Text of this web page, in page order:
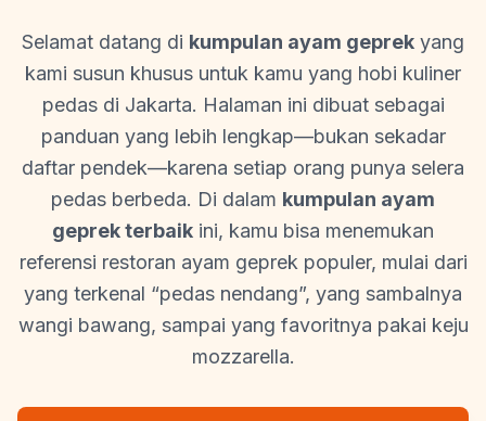
Selamat datang di kumpulan ayam geprek yang
kami susun khusus untuk kamu yang hobi kuliner
pedas di Jakarta. Halaman ini dibuat sebagai
panduan yang lebih lengkap—bukan sekadar
daftar pendek—karena setiap orang punya selera
pedas berbeda. Di dalam kumpulan ayam
geprek terbaik ini, kamu bisa menemukan
referensi restoran ayam geprek populer, mulai dari
yang terkenal “pedas nendang”, yang sambalnya
wangi bawang, sampai yang favoritnya pakai keju
mozzarella.